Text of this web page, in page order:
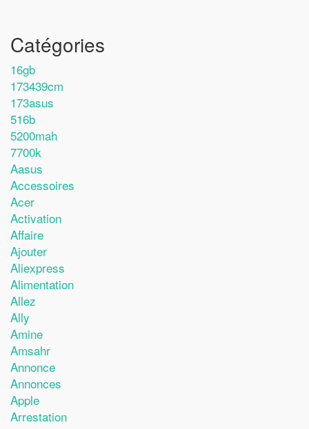
Catégories
16gb
173439cm
173asus
516b
5200mah
7700k
Aasus
Accessoires
Acer
Activation
Affaire
Ajouter
Aliexpress
Alimentation
Allez
Ally
Amine
Amsahr
Annonce
Annonces
Apple
Arrestation